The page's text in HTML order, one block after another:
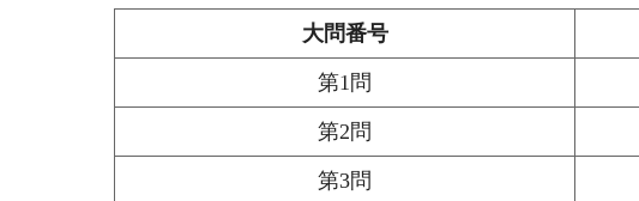
大問番号
第1問
第2問
第3問